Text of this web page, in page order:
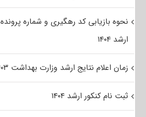
نحوه بازیابی کد رهگیری و شماره پرونده
ارشد ۱۴۰۴
زمان اعلام نتایج ارشد وزارت بهداشت ۱۴۰۳
ثبت نام کنکور ارشد ۱۴۰۴